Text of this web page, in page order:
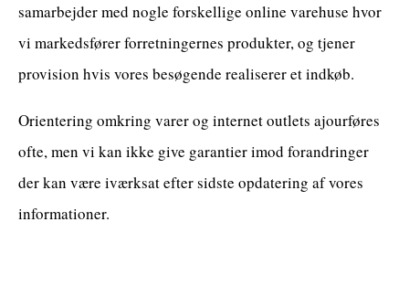
samarbejder med nogle forskellige online varehuse hvor
vi markedsfører forretningernes produkter, og tjener
provision hvis vores besøgende realiserer et indkøb.
Orientering omkring varer og internet outlets ajourføres
ofte, men vi kan ikke give garantier imod forandringer
der kan være iværksat efter sidste opdatering af vores
informationer.